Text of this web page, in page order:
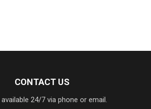
CONTACT US
24/7 via phone or email.